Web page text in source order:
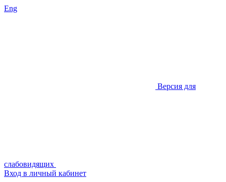
Eng
Версия для
слабовидящих
Вход в личный кабинет